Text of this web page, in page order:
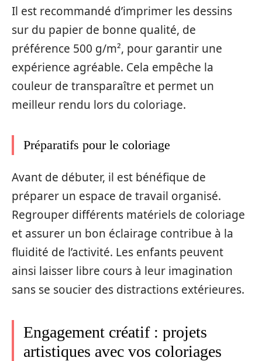
Il est recommandé d’imprimer les dessins
sur du papier de bonne qualité, de
préférence 500 g/m², pour garantir une
expérience agréable. Cela empêche la
couleur de transparaître et permet un
meilleur rendu lors du coloriage.
Préparatifs pour le coloriage
Avant de débuter, il est bénéfique de
préparer un espace de travail organisé.
Regrouper différents matériels de coloriage
et assurer un bon éclairage contribue à la
fluidité de l’activité. Les enfants peuvent
ainsi laisser libre cours à leur imagination
sans se soucier des distractions extérieures.
Engagement créatif : projets
artistiques avec vos coloriages